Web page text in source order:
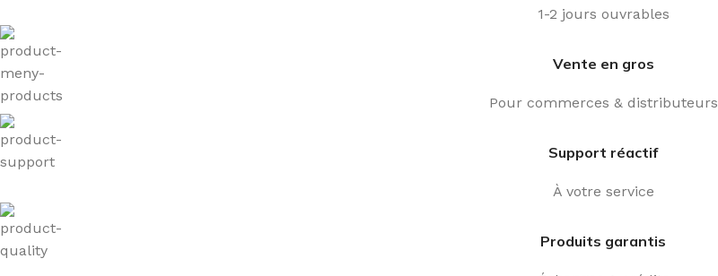
1-2 jours ouvrables
Vente en gros
Pour commerces & distributeurs
Support réactif
À votre service
Produits garantis